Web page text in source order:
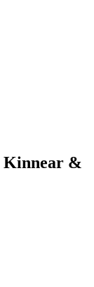
Kinnear &